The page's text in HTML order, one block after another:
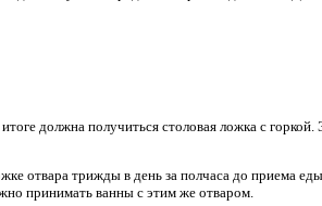
должна получиться столовая ложка с горкой.
отвара трижды в день за полчаса до приема
принимать ванны с этим же отваром.